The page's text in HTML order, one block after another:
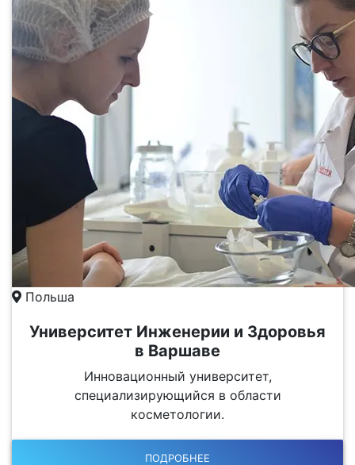
Польша
Университет Инженерии и Здоровья
в Варшаве
Инновационный университет,
специализирующийся в области
косметологии.
ПОДРОБНЕЕ